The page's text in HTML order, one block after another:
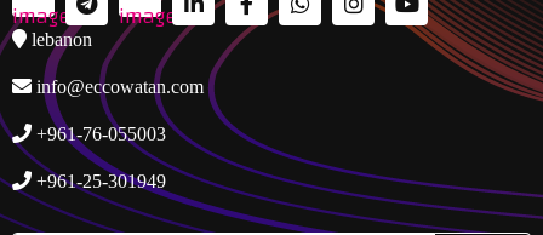
lebanon
info@eccowatan.com
+961-76-055003
+961-25-301949